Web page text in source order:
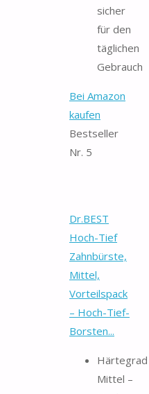
sicher
für den
täglichen
Gebrauch
Bei Amazon
kaufen
Bestseller
Nr. 5
Dr.BEST
Hoch-Tief
Zahnbürste,
Mittel,
Vorteilspack
– Hoch-Tief-
Borsten...
Härtegrad
Mittel –